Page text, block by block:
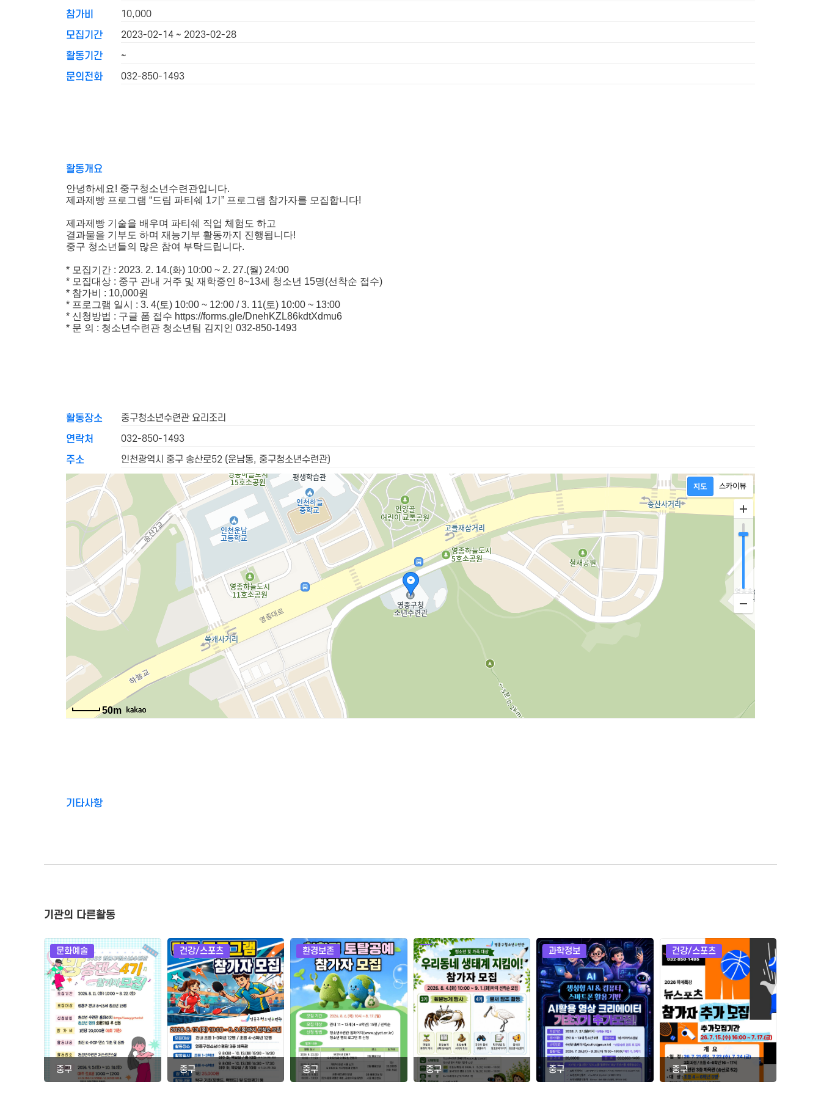
참가비
10,000
모집기간
2023-02-14 ~ 2023-02-28
활동기간
~
문의전화
032-850-1493
활동개요
안녕하세요! 중구청소년수련관입니다.
제과제빵 프로그램 “드림 파티쉐 1기” 프로그램 참가자를 모집합니다!
제과제빵 기술을 배우며 파티쉐 직업 체험도 하고
결과물을 기부도 하며 재능기부 활동까지 진행됩니다!
중구 청소년들의 많은 참여 부탁드립니다.
* 모집기간 : 2023. 2. 14.(화) 10:00 ~ 2. 27.(월) 24:00
* 모집대상 : 중구 관내 거주 및 재학중인 8~13세 청소년 15명(선착순 접수)
* 참가비 : 10,000원
* 프로그램 일시 : 3. 4(토) 10:00 ~ 12:00 / 3. 11(토) 10:00 ~ 13:00
* 신청방법 : 구글 폼 접수 https://forms.gle/DnehKZL86kdtXdmu6
* 문 의 : 청소년수련관 청소년팀 김지인 032-850-1493
활동장소
중구청소년수련관 요리조리
연락처
032-850-1493
주소
인천광역시 중구 송산로52 (운남동, 중구청소년수련관)
50m
기타사항
기관의 다른활동
문화예술
중구
건강/스포츠
중구
환경보존
중구 중구
과학정보
중구
건강/스포츠
중구